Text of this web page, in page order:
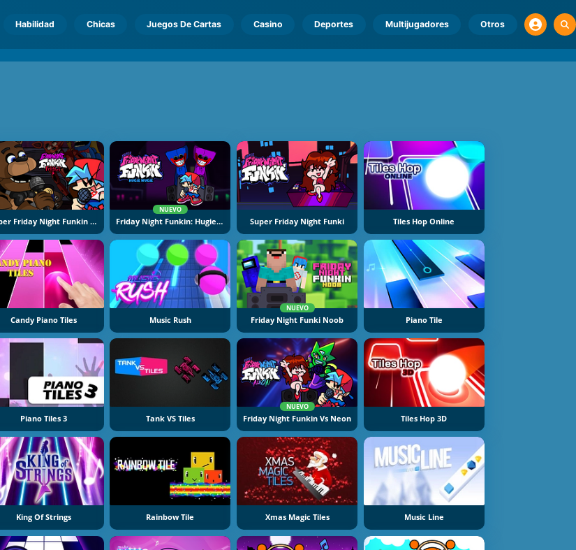
Habilidad Chicas Juegos De Cartas Casino Deportes Multijugadores Otros
Super Friday Night Funkin At Freddys 2
NUEVO
Friday Night Funkin: Hugie Wugie Super Friday Night Funki Tiles Hop Online
Candy Piano Tiles Music Rush
NUEVO
Friday Night Funki Noob Piano Tile
Piano Tiles 3 Tank VS Tiles
NUEVO
Friday Night Funkin Vs Neon Tiles Hop 3D
King Of Strings Rainbow Tile Xmas Magic Tiles Music Line